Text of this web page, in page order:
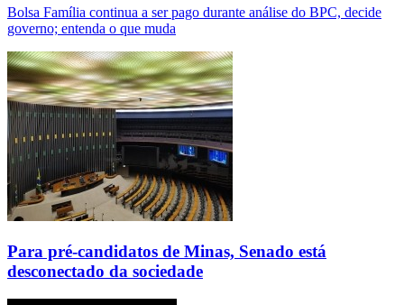
Bolsa Família continua a ser pago durante análise do BPC, decide
governo; entenda o que muda
Para pré-candidatos de Minas, Senado está
desconectado da sociedade